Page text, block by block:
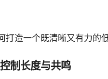
造一个既清晰又有力的低
制长度与共鸣